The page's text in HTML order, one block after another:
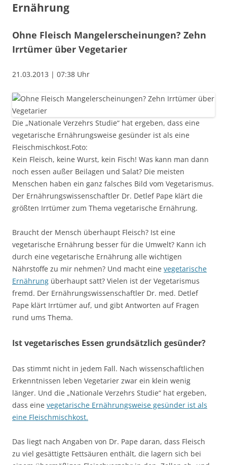
Ernährung
Ohne Fleisch Mangelerscheinungen? Zehn
Irrtümer über Vegetarier
21.03.2013 | 07:38 Uhr
Die „Nationale Verzehrs Studie“ hat ergeben, dass eine
vegetarische Ernährungsweise gesünder ist als eine
Fleischmischkost.Foto:
Kein Fleisch, keine Wurst, kein Fisch! Was kann man dann
noch essen außer Beilagen und Salat? Die meisten
Menschen haben ein ganz falsches Bild vom Vegetarismus.
Der Ernährungswissenschaftler Dr. Detlef Pape klärt die
größten Irrtümer zum Thema vegetarische Ernährung.
Braucht der Mensch überhaupt Fleisch? Ist eine
vegetarische Ernährung besser für die Umwelt? Kann ich
durch eine vegetarische Ernährung alle wichtigen
Nährstoffe zu mir nehmen? Und macht eine vegetarische
Ernährung überhaupt satt? Vielen ist der Vegetarismus
fremd. Der Ernährungswissenschaftler Dr. med. Detlef
Pape klärt Irrtümer auf, und gibt Antworten auf Fragen
rund ums Thema.
Ist vegetarisches Essen grundsätzlich gesünder?
Das stimmt nicht in jedem Fall. Nach wissenschaftlichen
Erkenntnissen leben Vegetarier zwar ein klein wenig
länger. Und die „Nationale Verzehrs Studie“ hat ergeben,
dass eine vegetarische Ernährungsweise gesünder ist als
eine Fleischmischkost.
Das liegt nach Angaben von Dr. Pape daran, dass Fleisch
zu viel gesättigte Fettsäuren enthält, die lagern sich bei